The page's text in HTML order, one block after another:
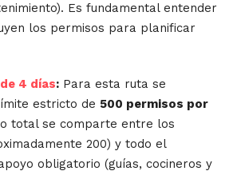
Es fundamental entender
los permisos para planificar
4 días: Para esta ruta se
estricto de 500 permisos por
total se comparte entre los
200) y todo el
obligatorio (guías, cocineros y